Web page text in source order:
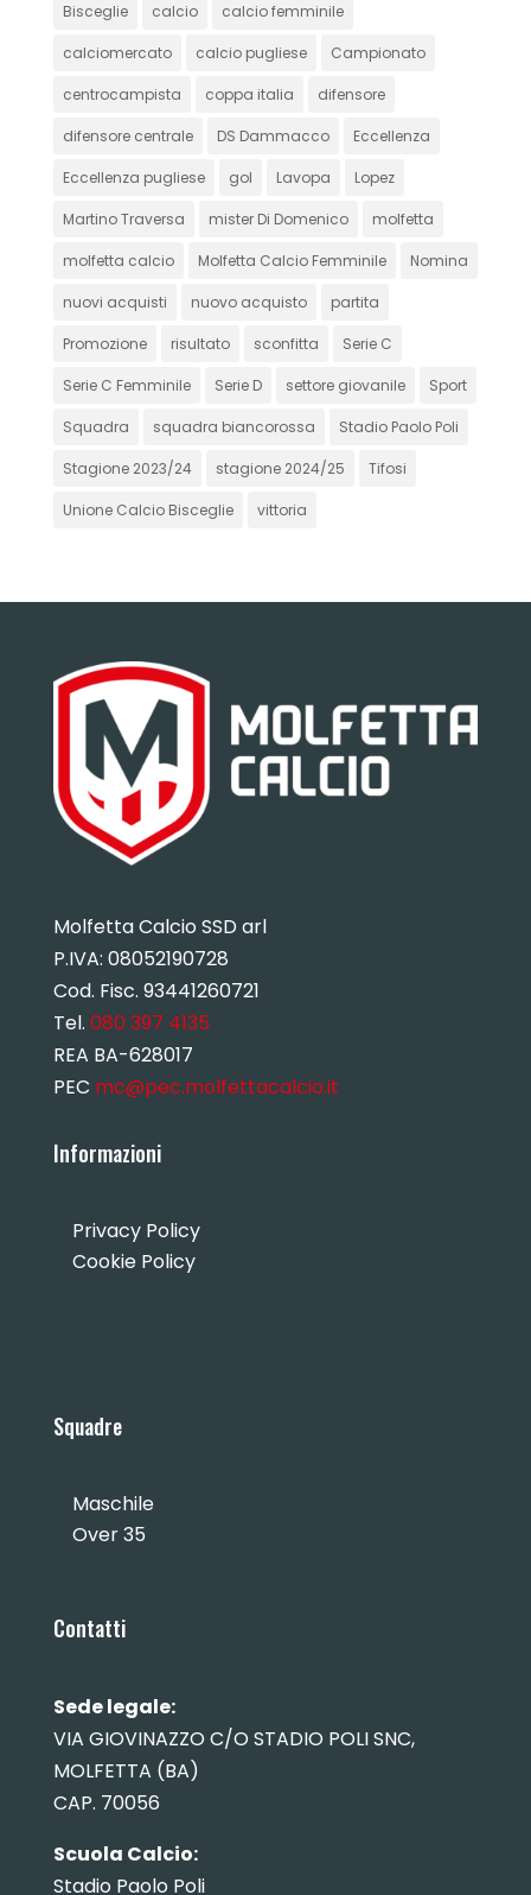
Bisceglie calcio calcio femminile
calciomercato calcio pugliese Campionato
centrocampista coppa italia difensore
difensore centrale DS Dammacco Eccellenza
Eccellenza pugliese gol Lavopa Lopez
Martino Traversa mister Di Domenico molfetta
molfetta calcio Molfetta Calcio Femminile Nomina
nuovi acquisti nuovo acquisto partita
Promozione risultato sconfitta Serie C
Serie C Femminile Serie D settore giovanile Sport
Squadra squadra biancorossa Stadio Paolo Poli
Stagione 2023/24 stagione 2024/25 Tifosi
Unione Calcio Bisceglie vittoria
Molfetta Calcio SSD arl
P.IVA: 08052190728
Cod. Fisc. 93441260721
Tel. 080 397 4135
REA BA-628017
PEC mc@pec.molfettacalcio.it
Informazioni
Privacy Policy
Cookie Policy
Squadre
Maschile
Over 35
Contatti
Sede legale:
VIA GIOVINAZZO C/O STADIO POLI SNC,
MOLFETTA (BA)
CAP. 70056
Scuola Calcio:
Stadio Paolo Poli